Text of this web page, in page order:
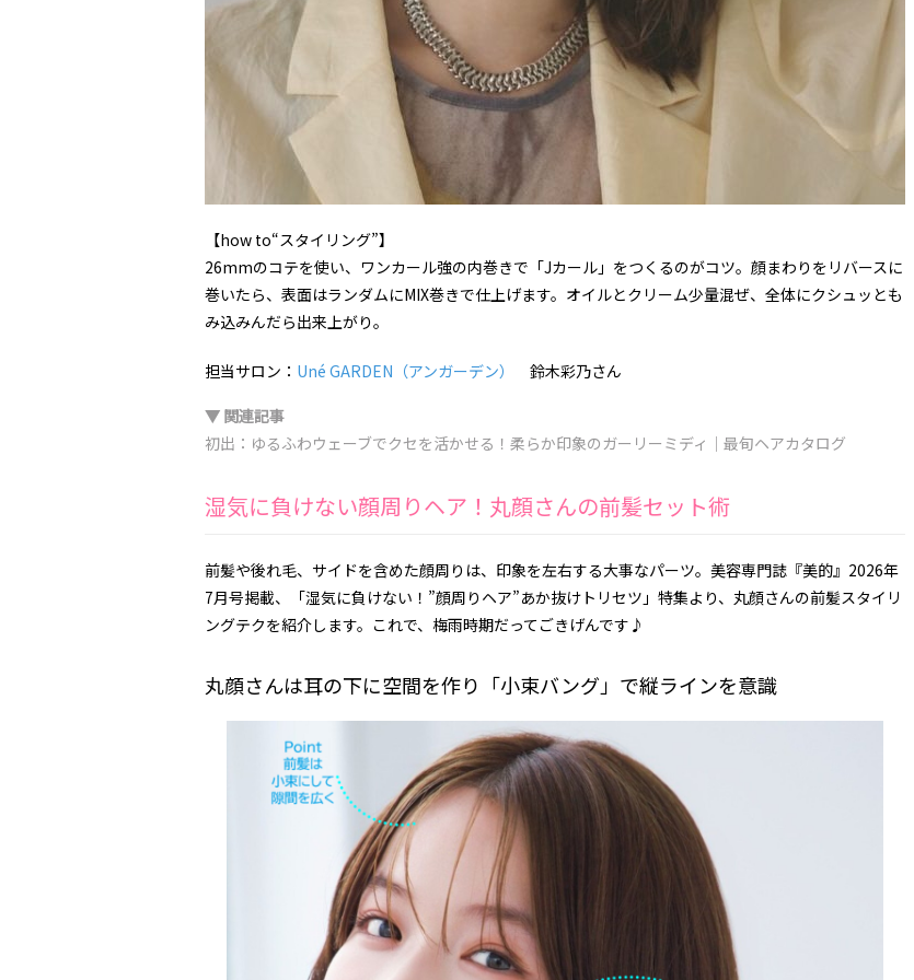
【how to“スタイリング”】
26mmのコテを使い、ワンカール強の内巻きで「Jカール」をつくるのがコツ。顔まわりをリバースに
巻いたら、表面はランダムにMIX巻きで仕上げます。オイルとクリーム少量混ぜ、全体にクシュッとも
み込みんだら出来上がり。
担当サロン： Uné GARDEN（アンガーデン） 鈴木彩乃さん
▼ 関連記事
初出：ゆるふわウェーブでクセを活かせる！柔らか印象のガーリーミディ｜最旬ヘアカタログ
湿気に負けない顔周りヘア！丸顔さんの前髪セット術
前髪や後れ毛、サイドを含めた顔周りは、印象を左右する大事なパーツ。美容専門誌『美的』2026年
7月号掲載、「湿気に負けない！”顔周りヘア”あか抜けトリセツ」特集より、丸顔さんの前髪スタイリ
ングテクを紹介します。これで、梅雨時期だってごきげんです♪
丸顔さんは耳の下に空間を作り「小束バング」で縦ラインを意識